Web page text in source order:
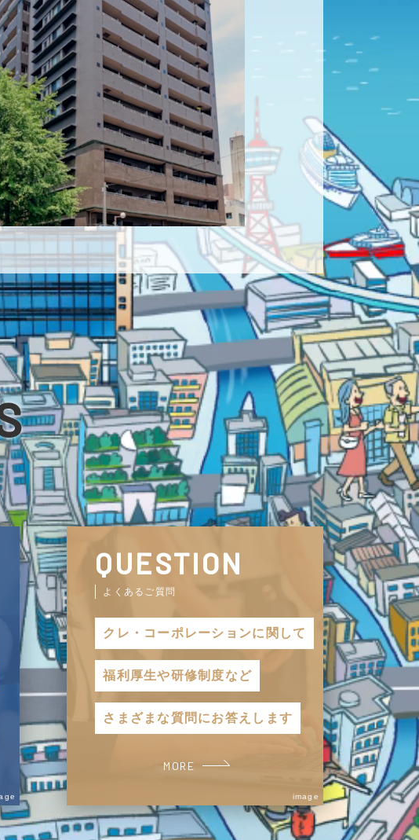
QUESTION
よくあるご質問
クレ・コーポレーションに関して
福利厚生や研修制度など
さまざまな質問にお答えします
MORE
image